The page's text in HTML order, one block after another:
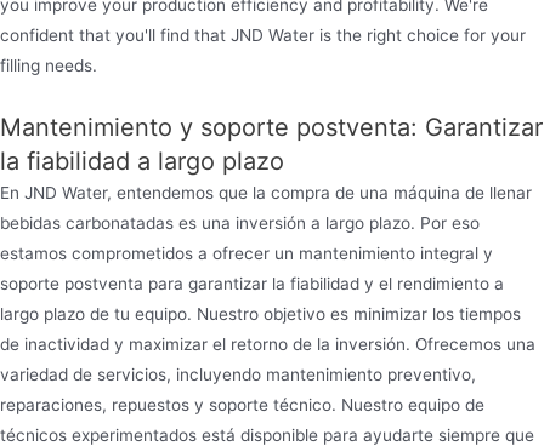
you improve your production efficiency and profitability. We're
confident that you'll find that JND Water is the right choice for your
filling needs.
Mantenimiento y soporte postventa: Garantizar
la fiabilidad a largo plazo
En JND Water, entendemos que la compra de una máquina de llenar
bebidas carbonatadas es una inversión a largo plazo. Por eso
estamos comprometidos a ofrecer un mantenimiento integral y
soporte postventa para garantizar la fiabilidad y el rendimiento a
largo plazo de tu equipo. Nuestro objetivo es minimizar los tiempos
de inactividad y maximizar el retorno de la inversión. Ofrecemos una
variedad de servicios, incluyendo mantenimiento preventivo,
reparaciones, repuestos y soporte técnico. Nuestro equipo de
técnicos experimentados está disponible para ayudarte siempre que